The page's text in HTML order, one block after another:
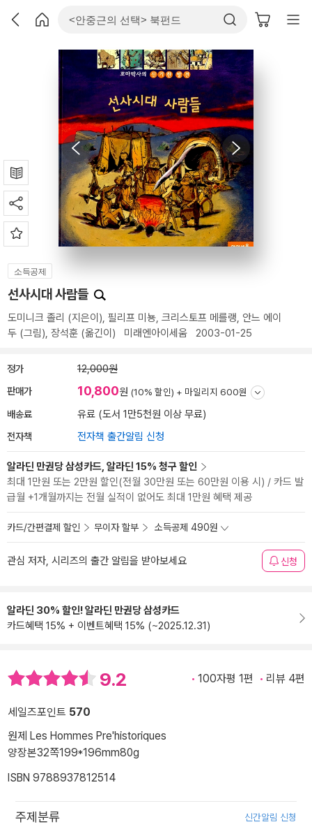
소득공제
선사시대 사람들
도미니크 졸리 (지은이), 필리프 미뇽, 크리스토프 메를랭, 안느 에이
두 (그림), 장석훈 (옮긴이) 미래엔아이세움 2003-01-25
정가 12,000원
판매가 10,800원 (10% 할인) + 마일리지 600원
배송료 유료 (도서 1만5천원 이상 무료)
전자책 전자책 출간알림 신청
알라딘 만권당 삼성카드, 알라딘 15% 청구 할인
최대 1만원 또는 2만원 할인(전월 30만원 또는 60만원 이용 시) / 카드 발
급월 +1개월까지는 전월 실적이 없어도 최대 1만원 혜택 제공
카드/간편결제 할인 무이자 할부 소득공제 490원
관심 저자, 시리즈의 출간 알림을 받아보세요 신청
알라딘 30% 할인! 알라딘 만권당 삼성카드
카드혜택 15% + 이벤트혜택 15% (~2025.12.31)
9.2 100자평 1편 리뷰 4편
세일즈포인트 570
원제 Les Hommes Pre'historiques
양장본32쪽199*196mm80g
ISBN 9788937812514
주제분류 신간알림 신청